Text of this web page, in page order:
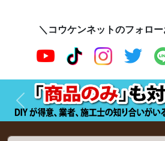
＼コウケンネットのフォロ
前へ